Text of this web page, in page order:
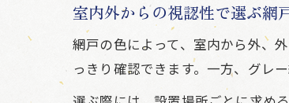
室内外からの視認性で選ぶ網
網戸の色によって、室内から外、
っきり確認できます。一方、グレ